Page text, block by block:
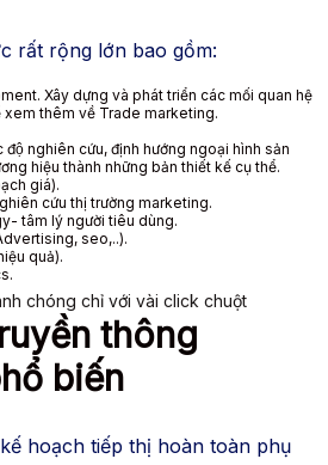
chóng chỉ với vài click chuột
rất rộng lớn bao gồm:
Xây dựng và phát triển các mối quan hệ
xem thêm về Trade marketing.
nghiên cứu, định hướng ngoại hình sản
hiệu thành những bản thiết kế cụ thể.
giá).
cứu thị trường marketing.
tâm lý người tiêu dùng.
seo,..).
quả).
thông
biến
hoạch tiếp thị hoàn toàn phụ